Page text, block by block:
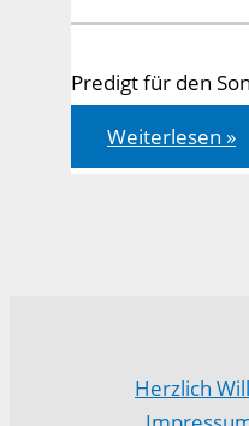
Predigt für den
Matthäus
04,1-
11
Weiterlesen »
Herzlich